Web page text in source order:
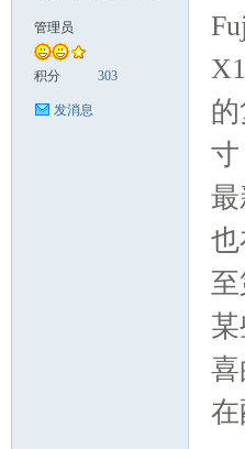
管理员
积分 303
发消息